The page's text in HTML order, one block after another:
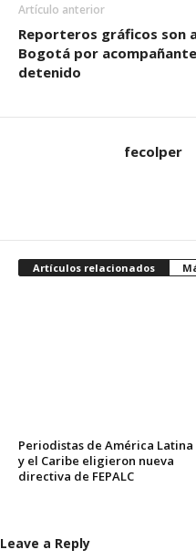
Artículo anterior
Reporteros gráficos son
Bogotá por
detenido
fecolper
Artículos relacionados
Periodistas de América Latina
y el Caribe eligieron nueva
directiva de FEPALC
Leave a Reply